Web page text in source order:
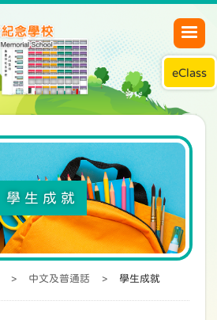
eClass
學生成就
> 中文及普通話 > 學生成就